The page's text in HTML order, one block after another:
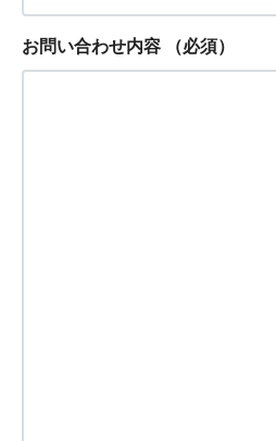
お問い合わせ内容 （必須）